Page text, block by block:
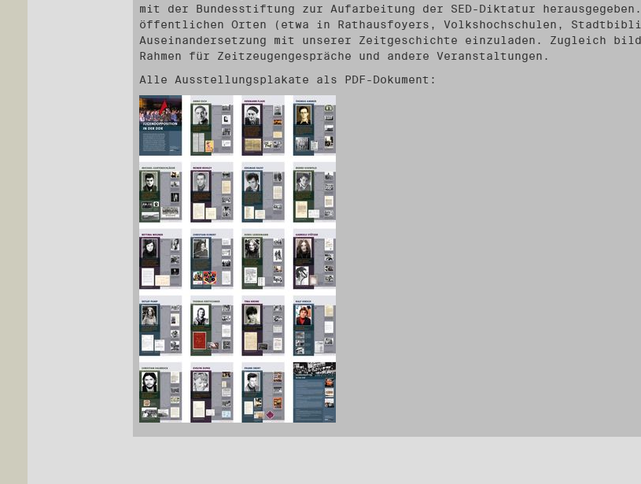
mit der Bundesstiftung zur Aufarbeitung der SED-Diktatur
öffentlichen Orten (etwa in Rathausfoyers, Volkshochschulen,
Auseinandersetzung mit unserer Zeitgeschichte einzuladen. Zugleich
Rahmen für Zeitzeugengespräche und andere Veranstaltungen.
Alle Ausstellungsplakate als PDF-Dokument: